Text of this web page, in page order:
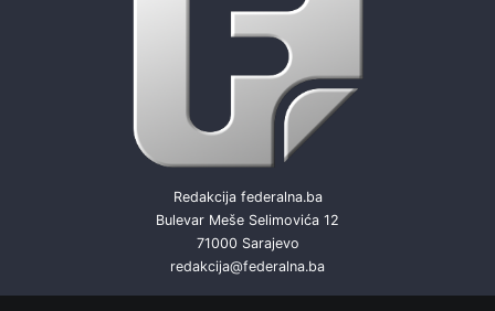
Redakcija federalna.ba
Bulevar Meše Selimovića 12
71000 Sarajevo
redakcija@federalna.ba